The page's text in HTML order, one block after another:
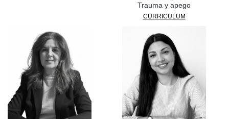
Trauma y apego
CURRICULUM